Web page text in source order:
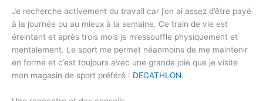
Je recherche activement du travail car j’en ai assez d’être payé
à la journée ou au mieux à la semaine. Ce train de vie est
éreintant et après trois mois je m’essouffle physiquement et
mentalement. Le sport me permet néanmoins de me maintenir
en forme et c’est toujours avec une grande joie que je visite
mon magasin de sport préféré : DECATHLON.